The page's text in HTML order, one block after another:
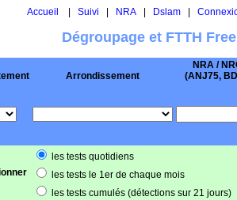
Accueil Suivi NRA| Dslam|
Dégroupage et FTTH
Arrondissement
NRA /
(ANJ75,
les tests quotidiens
les tests le 1er de chaque mois
les tests cumulés (détections sur 21 jours)